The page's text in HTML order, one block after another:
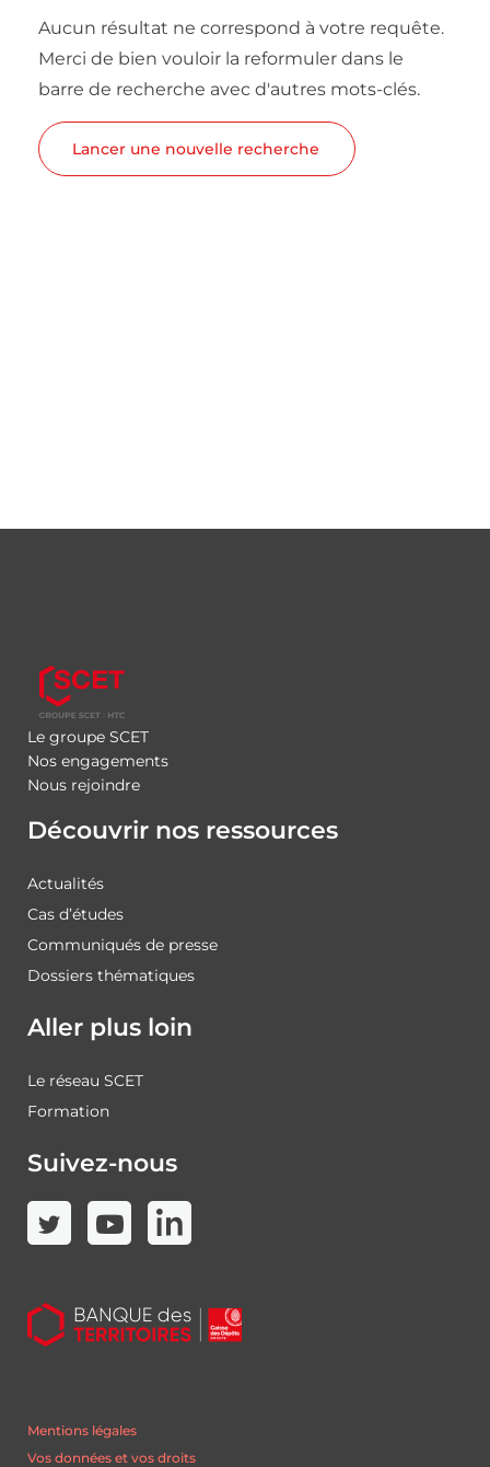
Aucun résultat ne correspond à votre requête.
Merci de bien vouloir la reformuler dans le
barre de recherche avec d'autres mots-clés.
Lancer une nouvelle recherche
Le groupe SCET
Nos engagements
Nous rejoindre
Découvrir nos ressources
Actualités
Cas d’études
Communiqués de presse
Dossiers thématiques
Aller plus loin
Le réseau SCET
Formation
Suivez-nous
Mentions légales
Vos données et vos droits